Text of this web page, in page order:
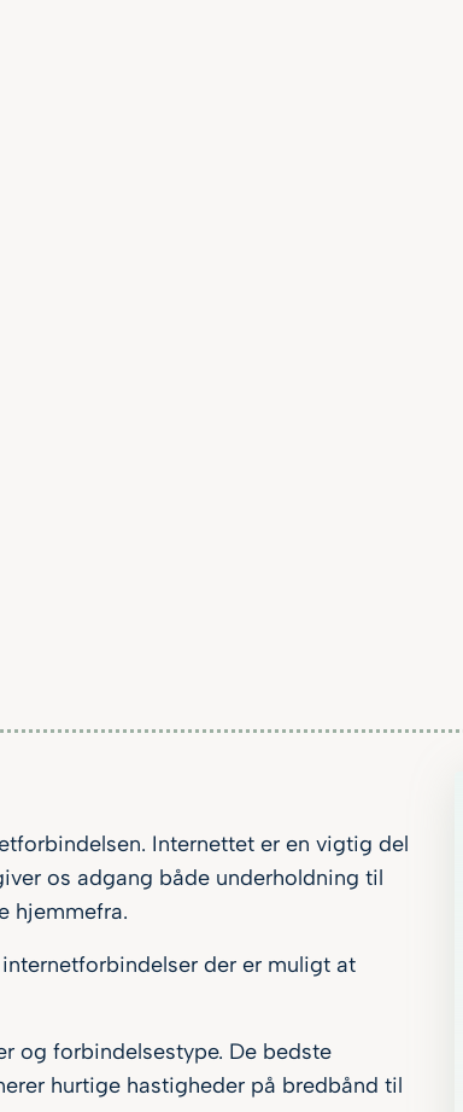
Internettet er en vigtig del
os adgang både underholdning til
hjemmefra.
der er muligt at
og forbindelsestype. De bedste
hurtige hastigheder på bredbånd til